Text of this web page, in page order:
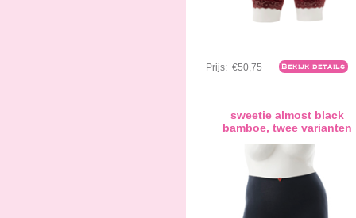
Prijs: €50,75 Bekijk details
sweetie almost black
bamboe, twee varianten